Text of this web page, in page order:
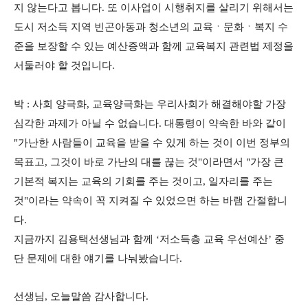
지 않는다고 봅니다. 또 이사업이 시행취지를 살리기 위해서는
도시 저소득 지역 빈곤아동과 청소년의 교육ㆍ문화ㆍ복지 수
준을 보장할 수 있는 예산증액과 함께 교육복지 관련법 제정을
서둘러야 할 것입니다.
박 : 사회 양극화, 교육양극화는 우리사회가 해결해야할 가장
심각한 과제가 아닐 수 없습니다. 대통령이 약속한 바와 같이
"가난한 사람들이 교육을 받을 수 있게 하는 것이 이번 정부의
목표고, 그것이 바로 가난의 대를 끊는 것"이라면서 "가장 큰
기본적 복지는 교육의 기회를 주는 것이고, 일자리를 주는
것"이라는 약속이 꼭 지켜질 수 있었으면 하는 바램 간절합니
다.
지금까지 김용택선생님과 함께 ‘저소득층 교육 우선예산’ 중
단 문제에 대한 얘기를 나눠봤습니다.
선생님, 오늘말씀 감사합니다.